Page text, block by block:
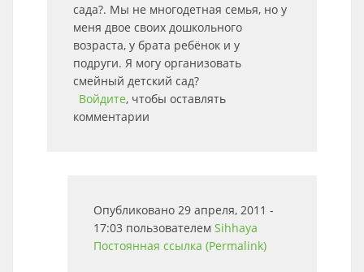
сада?. Мы не многодетная семья, но у
меня двое своих дошкольного
возраста, у брата ребёнок и у
подруги. Я могу организовать
смейный детский сад?
Войдите, чтобы оставлять
комментарии
Опубликовано 29 апреля, 2011 -
17:03 пользователем Sihhaya
Постоянная ссылка (Permalink)